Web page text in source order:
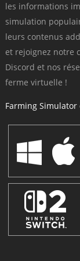
les informations
simulation
leurs contenus
et rejoignez notre
Discord et nos
ferme virtuelle !
Farming